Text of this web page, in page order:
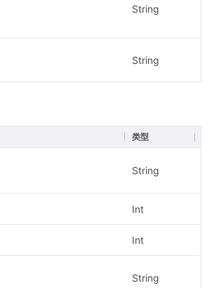
String
String
类型
String
Int
Int
String